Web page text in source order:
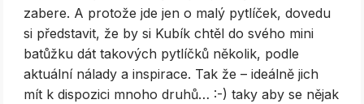
zabere. A protože jde jen o malý pytlíček, dovedu
si představit, že by si Kubík chtěl do svého mini
batůžku dát takových pytlíčků několik, podle
aktuální nálady a inspirace. Tak že – ideálně jich
mít k dispozici mnoho druhů… :-) taky aby se nějak